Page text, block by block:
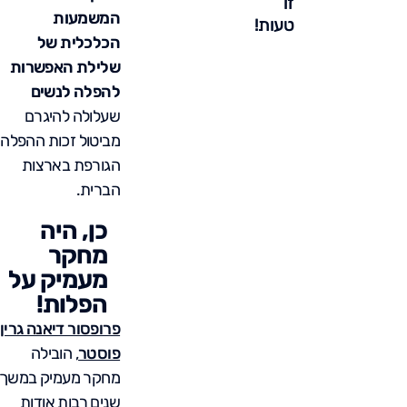
טעות!
המשמעות
הכלכלית של
שלילת האפשרות
להפלה לנשים
שעלולה להיגרם
מביטול זכות ההפלה
הגורפת בארצות
הברית.
כן, היה
מחקר
מעמיק על
הפלות!
פרופסור דיאנה גרין
פוסטר, הובילה
מחקר מעמיק במשך
שנים רבות אודות